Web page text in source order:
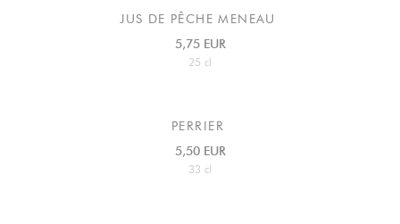
JUS DE PÊCHE MENEAU
5,75 EUR
25 cl
PERRIER
5,50 EUR
33 cl